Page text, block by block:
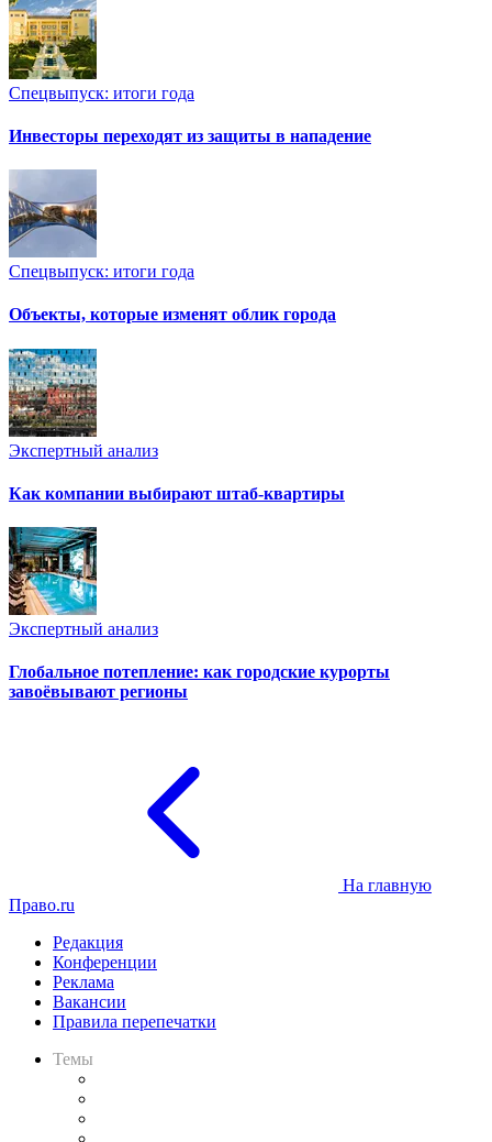
Спецвыпуск: итоги года
Инвесторы переходят из защиты в нападение
Спецвыпуск: итоги года
Объекты, которые изменят облик города
Экспертный анализ
Как компании выбирают штаб-квартиры
Экспертный анализ
Глобальное потепление: как городские курорты
завоёвывают регионы
На главную
Право.ru
Редакция
Конференции
Реклама
Вакансии
Правила перепечатки
Темы